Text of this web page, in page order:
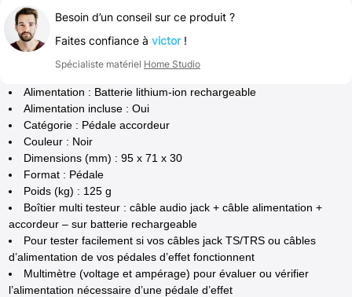
Besoin d’un conseil sur ce produit ?
Faites confiance à victor!
Spécialiste matériel Home Studio
Alimentation : Batterie lithium-ion rechargeable
Alimentation incluse : Oui
Catégorie : Pédale accordeur
Couleur : Noir
Dimensions (mm) : 95 x 71 x 30
Format : Pédale
Poids (kg) : 125 g
Boîtier multi testeur : câble audio jack + câble alimentation +
accordeur – sur batterie rechargeable
Pour tester facilement si vos câbles jack TS/TRS ou câbles
d’alimentation de vos pédales d’effet fonctionnent
Multimètre (voltage et ampérage) pour évaluer ou vérifier
l’alimentation nécessaire d’une pédale d’effet